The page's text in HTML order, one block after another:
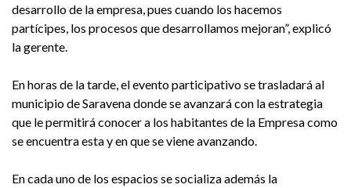
desarrollo de la empresa, pues cuando los hacemos
partícipes, los procesos que desarrollamos mejoran”, explicó
la gerente.
En horas de la tarde, el evento participativo se trasladará al
municipio de Saravena donde se avanzará con la estrategia
que le permitirá conocer a los habitantes de la Empresa como
se encuentra esta y en que se viene avanzando.
En cada uno de los espacios se socializa además la